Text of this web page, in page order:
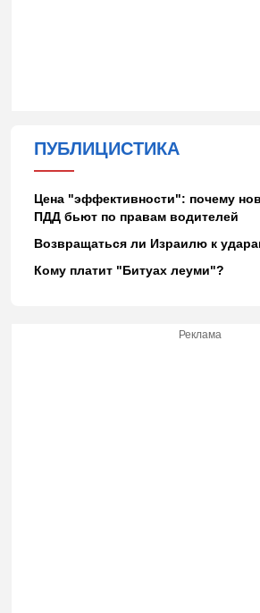
ПУБЛИЦИСТИКА
Цена "эффективности": почему
ПДД бьют по правам водителей
Возвращаться ли Израилю к
Кому платит "Битуах леуми"?
Реклама